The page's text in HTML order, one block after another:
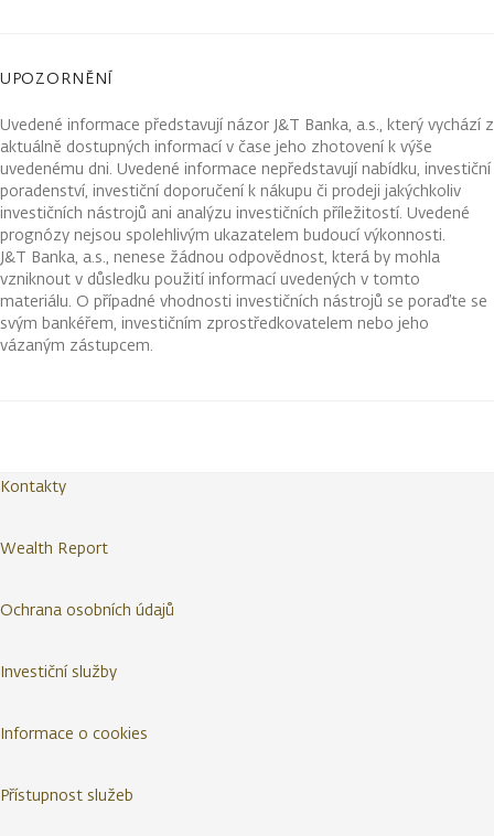
UPOZORNĚNÍ
Uvedené informace představují názor J&T Banka, a.s., který vychází z
aktuálně dostupných informací v čase jeho zhotovení k výše
uvedenému dni. Uvedené informace nepředstavují nabídku, investiční
poradenství, investiční doporučení k nákupu či prodeji jakýchkoliv
investičních nástrojů ani analýzu investičních příležitostí. Uvedené
prognózy nejsou spolehlivým ukazatelem budoucí výkonnosti.
J&T Banka, a.s., nenese žádnou odpovědnost, která by mohla
vzniknout v důsledku použití informací uvedených v tomto
materiálu. O případné vhodnosti investičních nástrojů se poraďte se
svým bankéřem, investičním zprostředkovatelem nebo jeho
vázaným zástupcem.
Kontakty
Wealth Report
Ochrana osobních údajů
Investiční služby
Informace o cookies
Přístupnost služeb